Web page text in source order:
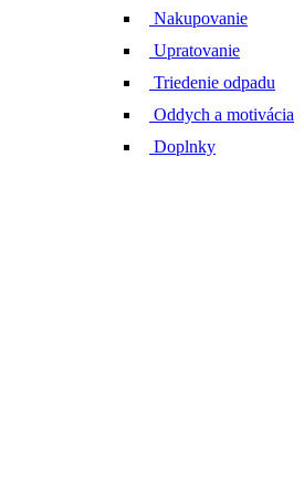
Nakupovanie
Upratovanie
Triedenie odpadu
Oddych a motivácia
Doplnky